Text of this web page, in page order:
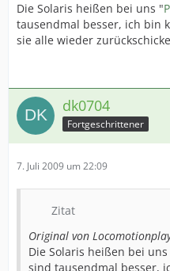
Die Solaris heißen bei uns "
tausendmal besser, ich bin
sie alle wieder
dk0704
Fortgeschrittener
7. Juli 2009 um 22:09
Zitat
Original von
Die Solaris heißen bei uns
sind tausendmal besser,